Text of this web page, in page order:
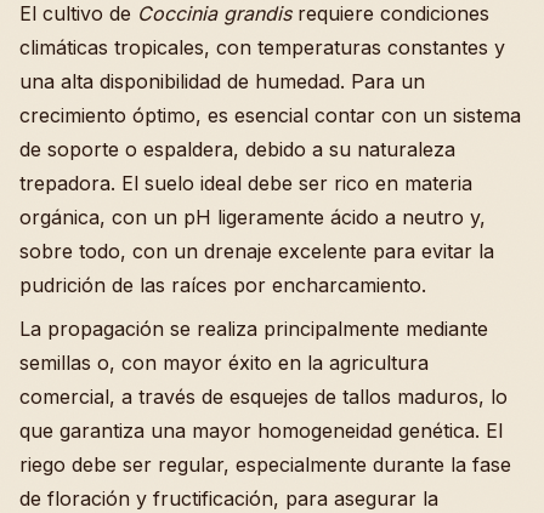
El cultivo de Coccinia grandisrequiere condiciones
climáticas tropicales, con temperaturas constantes y
una alta disponibilidad de humedad. Para un
crecimiento óptimo, es esencial contar con un sistema
de soporte o espaldera, debido a su naturaleza
trepadora. El suelo ideal debe ser rico en materia
orgánica, con un pH ligeramente ácido a neutro y,
sobre todo, con un drenaje excelente para evitar la
pudrición de las raíces por encharcamiento.
La propagación se realiza principalmente mediante
semillas o, con mayor éxito en la agricultura
comercial, a través de esquejes de tallos maduros, lo
que garantiza una mayor homogeneidad genética. El
riego debe ser regular, especialmente durante la fase
de floración y fructificación, para asegurar la